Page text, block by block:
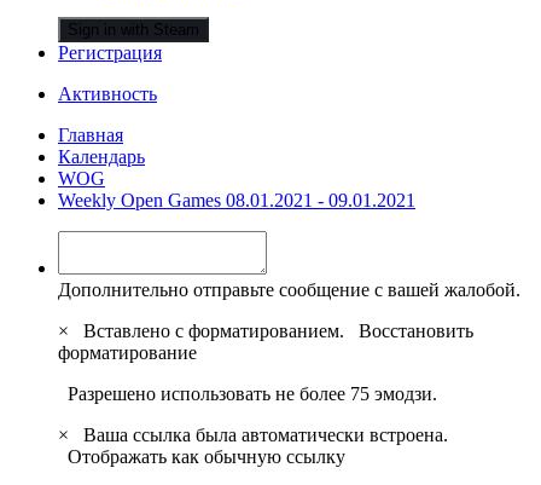
Sign in with Steam
Регистрация
Активность
Главная
Календарь
WOG
Weekly Open Games 08.01.2021 - 09.01.2021
Дополнительно отправьте сообщение с вашей жалобой.
×
Вставлено с форматированием. Восстановить
форматирование
Разрешено использовать не более 75 эмодзи.
×
Ваша ссылка была автоматически встроена.
Отображать как обычную ссылку